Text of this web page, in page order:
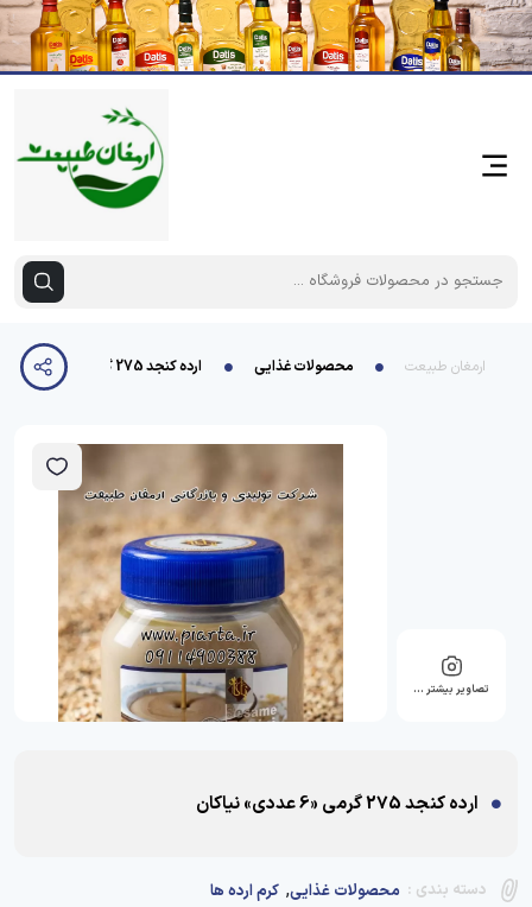
ارمغان طبیعت محصولات غذایی ارده کنجد 275 گرمی «6 عددی» نیاکان
تصاویر بیشتر …
ارده کنجد 275 گرمی «6 عددی» نیاکان
دسته بندی : محصولات غذایی, کرم ارده ها